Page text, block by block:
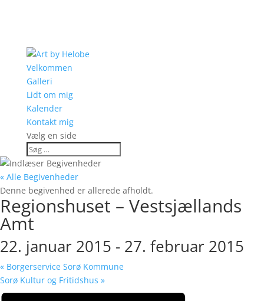
Velkommen
Galleri
Lidt om mig
Kalender
Kontakt mig
Vælg en side
« Alle Begivenheder
Denne begivenhed er allerede afholdt.
Regionshuset – Vestsjællands
Amt
22. januar 2015 - 27. februar 2015
« Borgerservice Sorø Kommune
Sorø Kultur og Fritidshus »